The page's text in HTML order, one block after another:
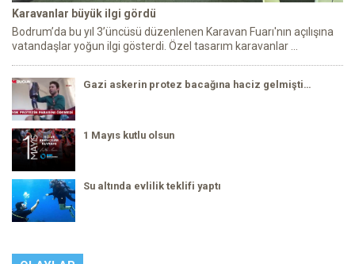
Karavanlar büyük ilgi gördü
Bodrum’da bu yıl 3’üncüsü düzenlenen Karavan Fuarı'nın açılışına
vatandaşlar yoğun ilgi gösterdi. Özel tasarım karavanlar ...
Gazi askerin protez bacağına haciz gelmişti…
1 Mayıs kutlu olsun
Su altında evlilik teklifi yaptı